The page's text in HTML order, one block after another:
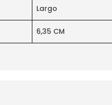
Largo
6,35 CM